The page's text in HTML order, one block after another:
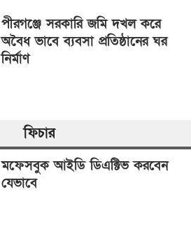
পীরগঞ্জে সরকারি জমি দখল করে
অবৈধ ভাবে ব্যবসা প্রতিষ্ঠানের ঘর
নির্মাণ
ফিচার
মফেসবুক আইডি ডিএক্টিভ করবেন
যেভাবে